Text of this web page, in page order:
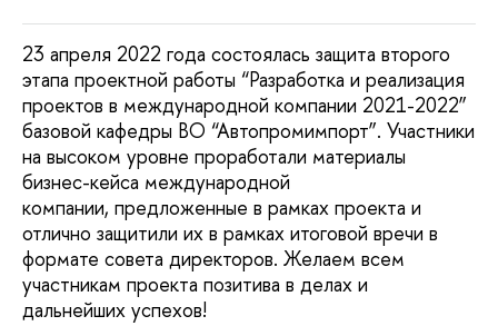
23 апреля 2022 года состоялась защита второго
этапа проектной работы “Разработка и реализация
проектов в международной компании 2021-2022”
базовой кафедры ВО “Автопромимпорт”. Участники
на высоком уровне проработали материалы
бизнес-кейса международной
компании, предложенные в рамках проекта и
отлично защитили их в рамках итоговой вречи в
формате совета директоров. Желаем всем
участникам проекта позитива в делах и
дальнейших успехов!